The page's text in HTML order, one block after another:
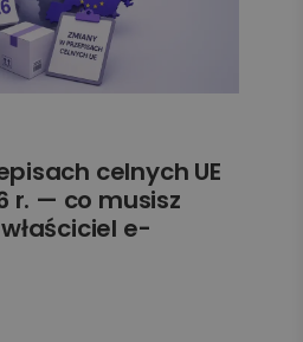
celnych UE
r. — co musisz
e-